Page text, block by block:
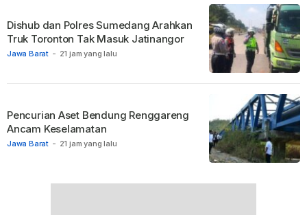
Jawa Barat - 21 jam yang lalu
Dishub dan Polres Sumedang Arahkan
Truk Toronton Tak Masuk Jatinangor
Jawa Barat - 21 jam yang lalu
Pencurian Aset Bendung Renggareng
Ancam Keselamatan